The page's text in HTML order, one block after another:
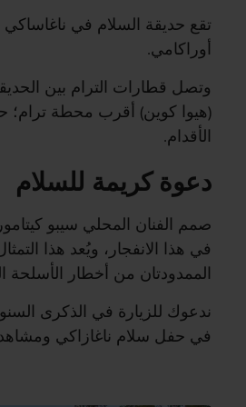
تقع حديقة السلام في
أوراكامي.
وتصل قطارات الترام بين
(هيوا كوين) أقرب محطة
الأقدام.
دعوة كريمة للسلام
صمم الفنان المحلي سيبو
في هذا الانفجار، ويُعد هذا
الممدودتان من أخطار الأسلحة
في حفل سلام ناغازاكي ومشاهدة